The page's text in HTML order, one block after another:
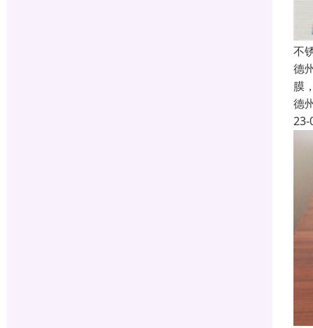
不
德
膜
德
23-